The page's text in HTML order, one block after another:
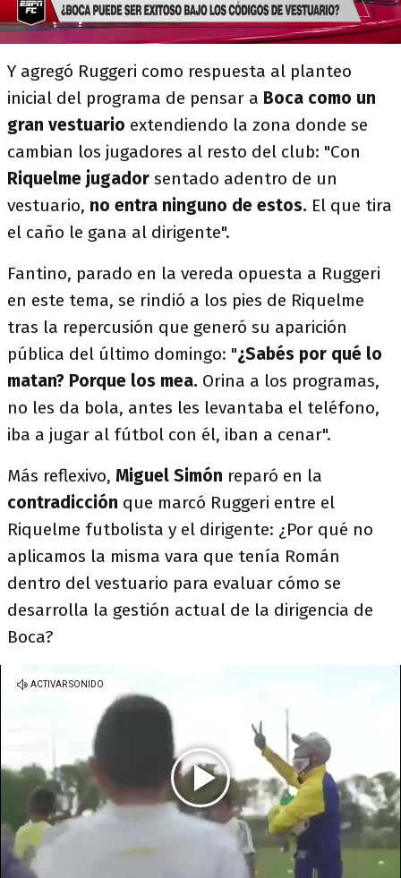
Y agregó Ruggeri como respuesta al planteo
inicial del programa de pensar a Boca como un
gran vestuario extendiendo la zona donde se
cambian los jugadores al resto del club: "Con
Riquelme jugador sentado adentro de un
vestuario, no entra ninguno de estos. El que tira
el caño le gana al dirigente".
Fantino, parado en la vereda opuesta a Ruggeri
en este tema, se rindió a los pies de Riquelme
tras la repercusión que generó su aparición
pública del último domingo: "¿Sabés por qué lo
matan? Porque los mea. Orina a los programas,
no les da bola, antes les levantaba el teléfono,
iba a jugar al fútbol con él, iban a cenar".
Más reflexivo, Miguel Simón reparó en la
contradicción que marcó Ruggeri entre el
Riquelme futbolista y el dirigente: ¿Por qué no
aplicamos la misma vara que tenía Román
dentro del vestuario para evaluar cómo se
desarrolla la gestión actual de la dirigencia de
Boca?